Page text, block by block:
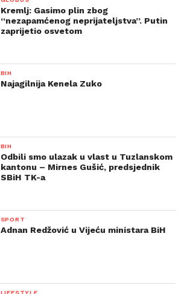
Kremlj: Gasimo plin zbog
“nezapamćenog neprijateljstva”. Putin
zaprijetio osvetom
BIH
Najagilnija Kenela Zuko
BIH
Odbili smo ulazak u vlast u Tuzlanskom
kantonu – Mirnes Gušić, predsjednik
SBiH TK-a
SPORT
Adnan Redžović u Vijeću ministara BiH